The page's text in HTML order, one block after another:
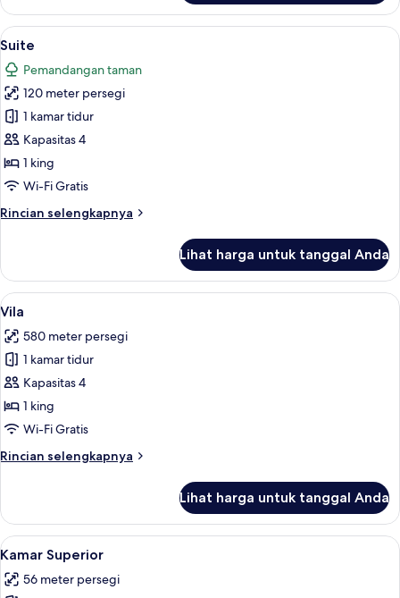
Suite
Junior
Lihat
semua
foto
untuk
Suite
Suite | Seprai premium, minibar,
5
Suite
Pemandangan taman
120 meter persegi
1 kamar tidur
Kapasitas 4
1 king
Wi-Fi Gratis
Rincian selengkapnya
Rincian
Suite
Lihat harga untuk tanggal Anda
Lihat
semua
foto
untuk
Vila
Vila | Seprai premium, minibar,
6
Vila
580 meter persegi
1 kamar tidur
Kapasitas 4
1 king
Wi-Fi Gratis
Rincian selengkapnya
Rincian
Vila
Lihat harga untuk tanggal Anda
Lihat
semua
foto
Seprai premium, minibar, brankas,
4
Kamar Superior
56 meter persegi